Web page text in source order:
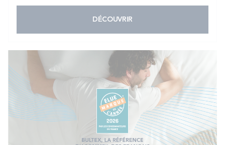
DÉCOUVRIR